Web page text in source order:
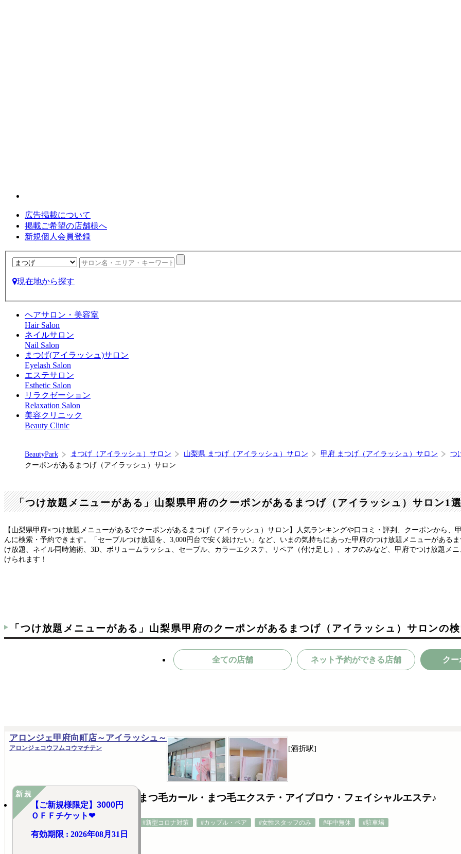
広告掲載について
掲載ご希望の店舗様へ
新規個人会員登録
現在地から探す
ヘアサロン・美容室
Hair Salon
ネイルサロン
Nail Salon
まつげ(アイラッシュ)サロン
Eyelash Salon
エステサロン
Esthetic Salon
リラクゼーション
Relaxation Salon
美容クリニック
Beauty Clinic
BeautyPark まつげ（アイラッシュ）サロン 山梨県 まつげ（アイラッシュ）サロン 甲府 まつげ（アイラッシュ）サロン
つ
クーポンがあるまつげ（アイラッシュ）サロン
「つけ放題メニューがある」山梨県甲府のクーポンがあるまつげ（アイラッシュ）サロン1
【山梨県甲府×つけ放題メニューがあるでクーポンがあるまつげ（アイラッシュ）サロン】人気ランキングや口コミ・評判、クーポンから
んに検索・予約できます。「セーブルつけ放題を、3,000円台で安く続けたい」など、いまの気持ちにあった甲府のつけ放題メニューがある
け放題、ネイル同時施術、3D、ボリュームラッシュ、セーブル、カラーエクステ、リペア（付け足し）、オフのみなど、甲府でつけ放題メ
けられます！
「つけ放題メニューがある」山梨県甲府のクーポンがあるまつげ（アイラッシュ）サロンの
全ての店舗 ネット予約ができる店舗 クー
アロンジェ甲府向町店～アイラッシュ～
アロンジェコウフムコウマチテン
まつ毛カール・まつ毛エクステ・アイブロウ・フェイシャルエステ♪
#新型コロナ対策 #カップル・ペア #女性スタッフのみ #年中無休 #駐車場
[酒折駅]
新規
【ご新規様限定】3000円
ＯＦＦチケット❤
有効期限 : 2026年08月31日